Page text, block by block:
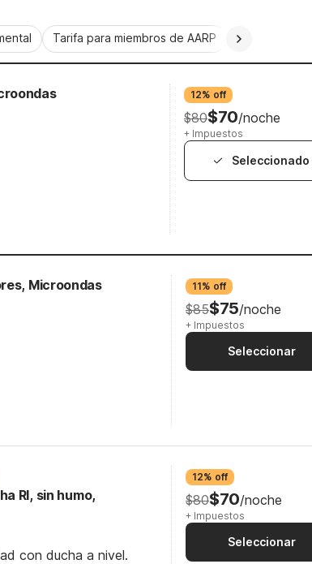
Tarifa para miembros de AARP
12% off
$80$70/noche
+ Impuestos
Seleccionado
Microondas 11% off
$85$75/noche
+ Impuestos
Seleccionar
RI, sin humo,
con ducha a nivel.
12% off
$80$70/noche
+ Impuestos
Seleccionar